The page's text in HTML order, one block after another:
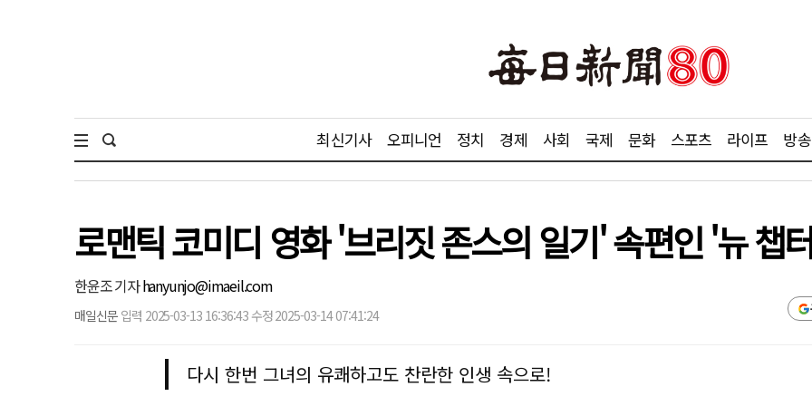
최신기사 오피니언 정치 경제 사회 국제 문화 스포츠 라이프 방
로맨틱 코미디 영화 '브리짓 존스의 일기' 속편인 '뉴 챕
한윤조 기자hanyunjo@imaeil.com
매일신문 입력 2025-03-13 16:36:43 수정 2025-03-14 07:41:24
다시 한번 그녀의 유쾌하고도 찬란한 인생 속으로!